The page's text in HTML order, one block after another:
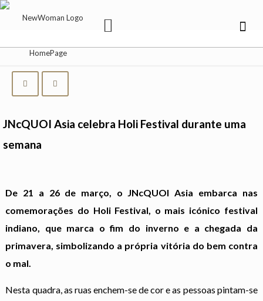
JNcQUOI Asia celebra Holi Festival durante uma
semana
De 21 a 26 de março, o JNcQUOI Asia embarca nas
comemorações do Holi Festival, o mais icónico festival
indiano, que marca o fim do inverno e a chegada da
primavera, simbolizando a própria vitória do bem contra
o mal.
Nesta quadra, as ruas enchem-se de cor e as pessoas pintam-se